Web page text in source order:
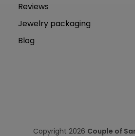
Reviews
Jewelry packaging
Blog
Copyright 2026 Couple of